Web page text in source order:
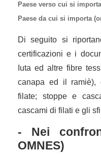
Paese verso cui si
Paese da cui si importa
Di seguito si
certificazioni e i
Iuta ed altre fibre
canapa ed il ramiè),
filate; stoppe e
cascami di filati e gli
- Nei
OMNES)